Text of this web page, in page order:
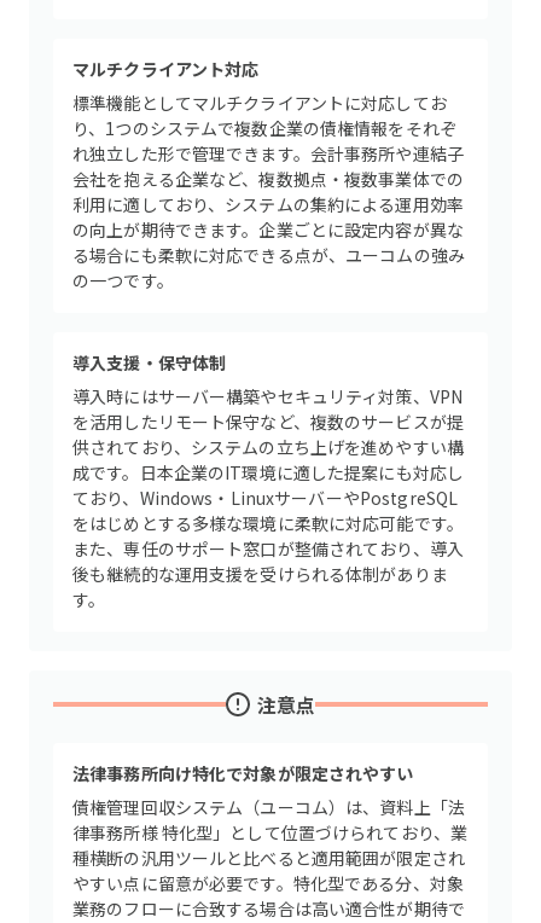
マルチクライアント対応
標準機能としてマルチクライアントに対応してお
り、1つのシステムで複数企業の債権情報をそれぞ
れ独立した形で管理できます。会計事務所や連結子
会社を抱える企業など、複数拠点・複数事業体での
利用に適しており、システムの集約による運用効率
の向上が期待できます。企業ごとに設定内容が異な
る場合にも柔軟に対応できる点が、ユーコムの強み
の一つです。
導入支援・保守体制
導入時にはサーバー構築やセキュリティ対策、VPN
を活用したリモート保守など、複数のサービスが提
供されており、システムの立ち上げを進めやすい構
成です。日本企業のIT環境に適した提案にも対応し
ており、Windows・LinuxサーバーやPostgreSQL
をはじめとする多様な環境に柔軟に対応可能です。
また、専任のサポート窓口が整備されており、導入
後も継続的な運用支援を受けられる体制がありま
す。
注意点
法律事務所向け特化で対象が限定されやすい
債権管理回収システム（ユーコム）は、資料上「法
律事務所様 特化型」として位置づけられており、業
種横断の汎用ツールと比べると適用範囲が限定され
やすい点に留意が必要です。特化型である分、対象
業務のフローに合致する場合は高い適合性が期待で